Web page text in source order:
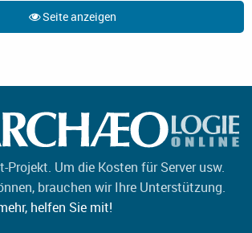
Seite anzeigen
Projekt. Um die Kosten für Server usw.
brauchen wir Ihre Unterstützung.
helfen Sie mit!